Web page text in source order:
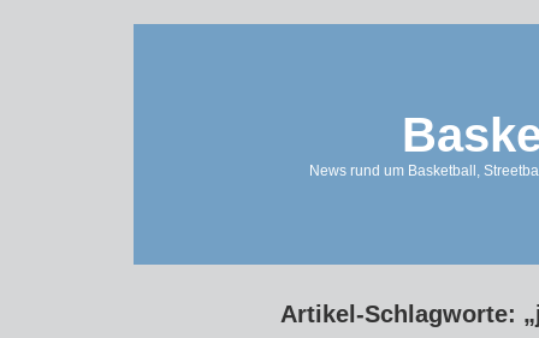
News rund um Basketball,
Artikel-Schlagworte: